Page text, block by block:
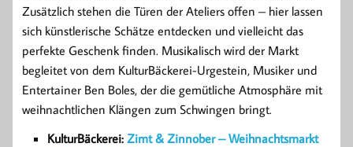
Zusätzlich stehen die Türen der Ateliers offen – hier lassen
sich künstlerische Schätze entdecken und vielleicht das
perfekte Geschenk finden. Musikalisch wird der Markt
begleitet von dem KulturBäckerei-Urgestein, Musiker und
Entertainer Ben Boles, der die gemütliche Atmosphäre mit
weihnachtlichen Klängen zum Schwingen bringt.
KulturBäckerei: Zimt & Zinnober – Weihnachtsmarkt